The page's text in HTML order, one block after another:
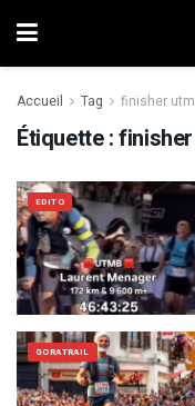
Accueil Tag finisher
Étiquette :
EDITO
GORATRAIL